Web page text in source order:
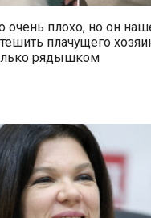
очень плохо, но он
плачущего
рядышком